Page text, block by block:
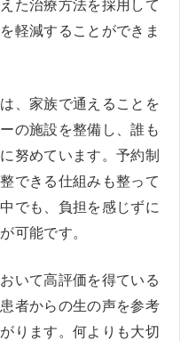
た治療方法を採用して
軽減することができま
、家族で通えることを
の施設を整備し、誰も
努めています。予約制
できる仕組みも整って
でも、負担を感じずに
可能です。
いて高評価を得ている
者からの生の声を参考
ります。何よりも大切